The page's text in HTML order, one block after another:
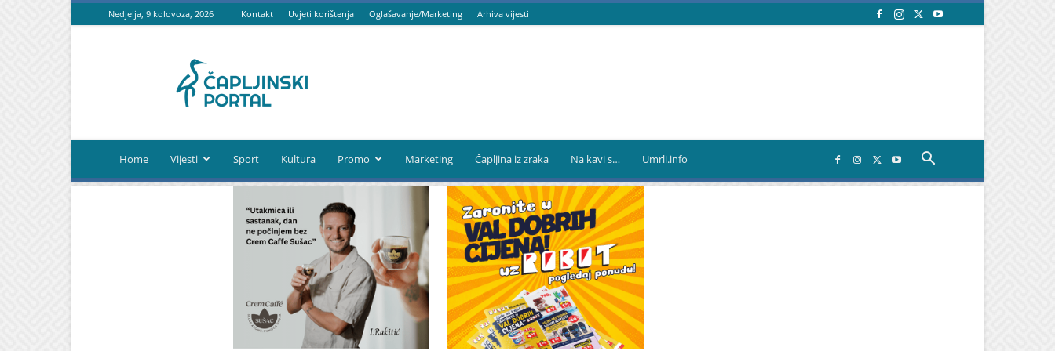
Nedjelja, 9 kolovoza, 2026 Kontakt Uvjeti korištenja Oglašavanje/Marketing Arhiva vijesti
portal
Home Vijesti Sport Kultura Promo Marketing Čapljina iz zraka Na kavi s… Umrli.info